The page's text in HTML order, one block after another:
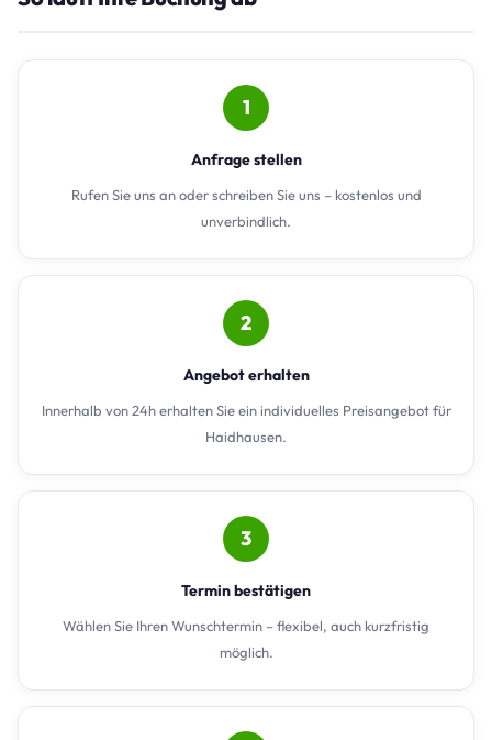
1
Anfrage stellen
Rufen Sie uns an oder schreiben Sie uns – kostenlos und
unverbindlich.
2
Angebot erhalten
Innerhalb von 24h erhalten Sie ein individuelles Preisangebot für
Haidhausen.
3
Termin bestätigen
Wählen Sie Ihren Wunschtermin – flexibel, auch kurzfristig
möglich.